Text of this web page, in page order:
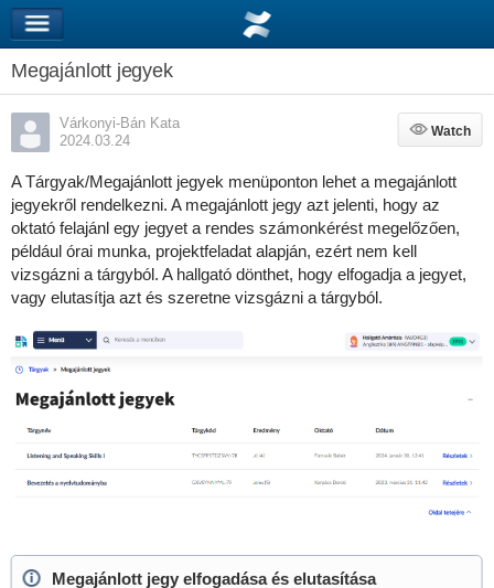
Megajánlott jegyek
Várkonyi-Bán Kata
2024.03.24
Watch
Watch
A Tárgyak/Megajánlott jegyek menüponton lehet a megajánlott
jegyekről rendelkezni. A megajánlott jegy azt jelenti, hogy az
oktató felajánl egy jegyet a rendes számonkérést megelőzően,
például órai munka, projektfeladat alapján, ezért nem kell
vizsgázni a tárgyból. A hallgató dönthet, hogy elfogadja a jegyet,
vagy elutasítja azt és szeretne vizsgázni a tárgyból.
Megajánlott jegy elfogadása és elutasítása